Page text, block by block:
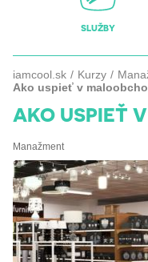
SLUŽBY
iamcool.sk Kurzy
Ako uspieť v
AKO USPIEŤ
Manažment